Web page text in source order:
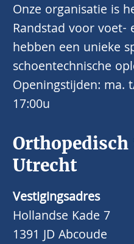
Orthopedisch
Utrecht
Vestigingsadres
Hollandse Kade 7
1391 JD Abcoude
Onze organisatie is
Randstad voor voet-
hebben een unieke
schoentechnische
Openingstijden: ma.
17:00u